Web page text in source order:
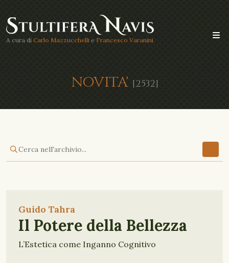
A cura di Carlo Mazzucchelli e Francesco Varanini
NOVITA' [2532]
Guido Tahra
Il Potere della Bellezza
L’Estetica come Inganno Cognitivo